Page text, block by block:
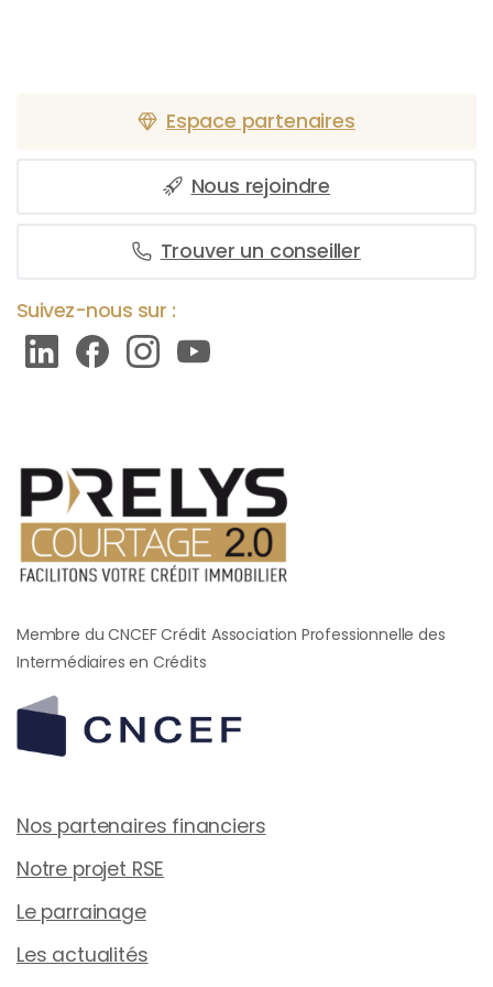
Espace partenaires
Nous rejoindre
Trouver un conseiller
Suivez-nous sur :
Membre du CNCEF Crédit Association Professionnelle des
Intermédiaires en Crédits
Nos partenaires financiers
Notre projet RSE
Le parrainage
Les actualités